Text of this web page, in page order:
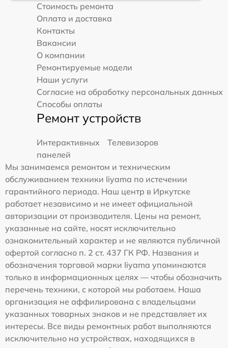
Стоимость ремонта
Оплата и доставка
Контакты
Вакансии
О компании
Ремонтируемые модели
Наши услуги
Согласие на обработку персональных данных
Способы оплаты
Ремонт устройств
Интерактивных
панелей
Телевизоров
Мы занимаемся ремонтом и техническим
обслуживанием техники Iiyama по истечении
гарантийного периода. Наш центр в Иркутске
работает независимо и не имеет официальной
авторизации от производителя. Цены на ремонт,
указанные на сайте, носят исключительно
ознакомительный характер и не являются публичной
офертой согласно п. 2 ст. 437 ГК РФ. Названия и
обозначения торговой марки Iiyama упоминаются
только в информационных целях — чтобы обозначить
перечень техники, с которой мы работаем. Наша
организация не аффилирована с владельцами
указанных товарных знаков и не представляет их
интересы. Все виды ремонтных работ выполняются
исключительно на устройствах, находящихся в